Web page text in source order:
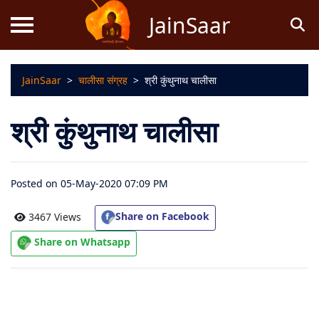
स्तोत्र
धर्म
ज्ञान
जैन
कथाएं
जैन
पूजन
JainSaar
JainSaar > चालीसा संग्रह > श्री कुंथुनाथ चालीसा
श्री कुंथुनाथ चालीसा
Posted on 05-May-2020 07:09 PM
3467 Views
Share on Facebook
Share on Whatsapp